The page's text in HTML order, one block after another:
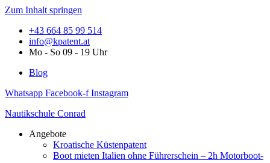
Zum Inhalt springen
+43 664 85 99 514
info@kpatent.at
Mo - So 09 - 19 Uhr
Blog
Whatsapp Facebook-f Instagram
Nautikschule Conrad
Angebote
Kroatische Küstenpatent
Boot mieten Italien ohne Führerschein – 2h Motorboot-